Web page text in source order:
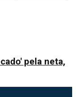
pela neta,